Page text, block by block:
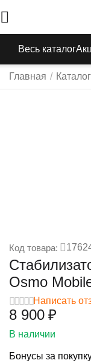
Весь каталог
Главная / Каталог
Код товара:
Osmo
Написать
8 900 ₽
В наличии
Бонусы за